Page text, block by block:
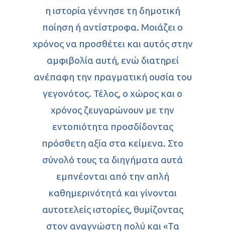
η ιστορία γέννησε τη δημοτική
ποίηση ή αντίστροφα. Μοιάζει ο
χρόνος να προσθέτει και αυτός στην
αμφιβολία αυτή, ενώ διατηρεί
ανέπαφη την πραγματική ουσία του
γεγονότος. Τέλος, ο χώρος και ο
χρόνος ζευγαρώνουν με την
εντοπιότητα προσδίδοντας
πρόσθετη αξία στα κείμενα. Στο
σύνολό τους τα διηγήματα αυτά
εμπνέονται από την απλή
καθημερινότητά και γίνονται
αυτοτελείς ιστορίες, θυμίζοντας
στον αναγνώστη πολύ και «Τα